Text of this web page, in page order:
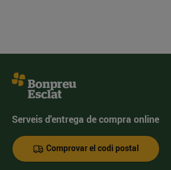
Serveis d'entrega de compra online
Comprovar el codi postal